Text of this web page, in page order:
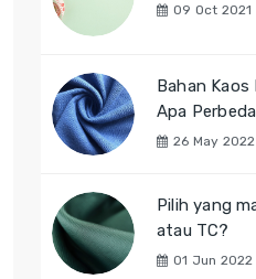
09 Oct 2021
Bahan
Apa
26 May 2022
Pilih yang
atau TC?
01 Jun 2022